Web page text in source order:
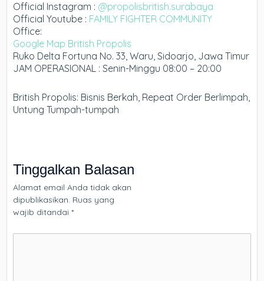
Official Instagram : @propolisbritish.surabaya
Official Youtube : FAMILY FIGHTER COMMUNITY
Office:
Google Map British Propolis
Ruko Delta Fortuna No. 33, Waru, Sidoarjo, Jawa Timur
JAM OPERASIONAL : Senin-Minggu 08:00 – 20:00
British Propolis: Bisnis Berkah, Repeat Order Berlimpah,
Untung Tumpah-tumpah
Tinggalkan Balasan
Alamat email Anda tidak akan
dipublikasikan. Ruas yang
wajib ditandai*